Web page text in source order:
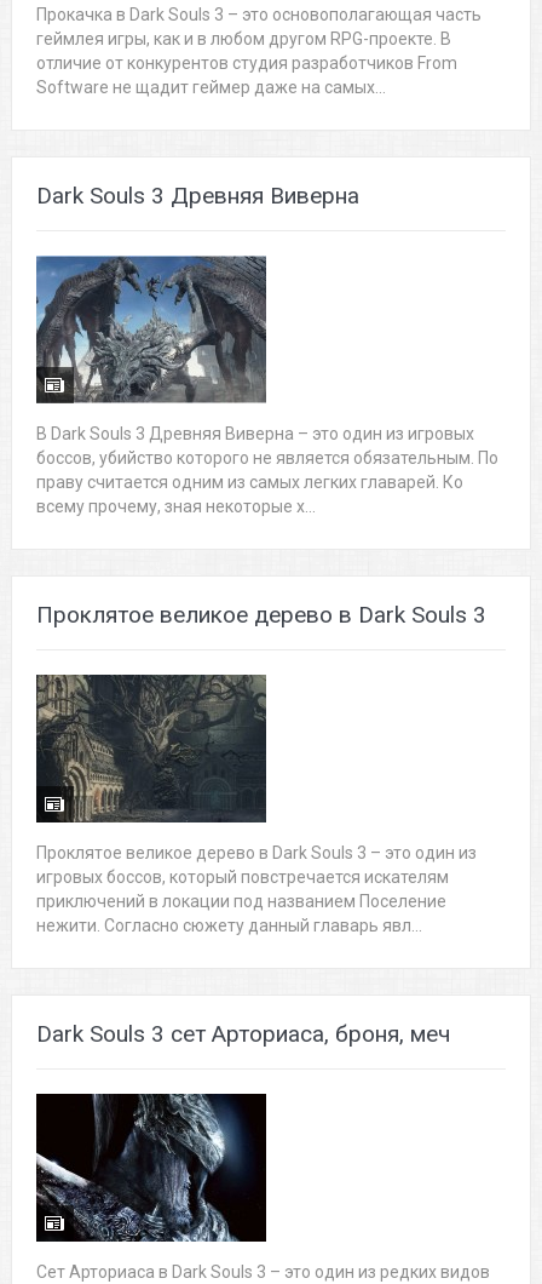
Прокачка в Dark Souls 3 – это основополагающая часть
геймлея игры, как и в любом другом RPG-проекте. В
отличие от конкурентов студия разработчиков From
Software не щадит геймер даже на самых...
Dark Souls 3 Древняя Виверна
В Dark Souls 3 Древняя Виверна – это один из игровых
боссов, убийство которого не является обязательным. По
праву считается одним из самых легких главарей. Ко
всему прочему, зная некоторые х...
Проклятое великое дерево в Dark Souls 3
Проклятое великое дерево в Dark Souls 3 – это один из
игровых боссов, который повстречается искателям
приключений в локации под названием Поселение
нежити. Согласно сюжету данный главарь явл...
Dark Souls 3 сет Арториаса, броня, меч
Сет Арториаса в Dark Souls 3 – это один из редких видов